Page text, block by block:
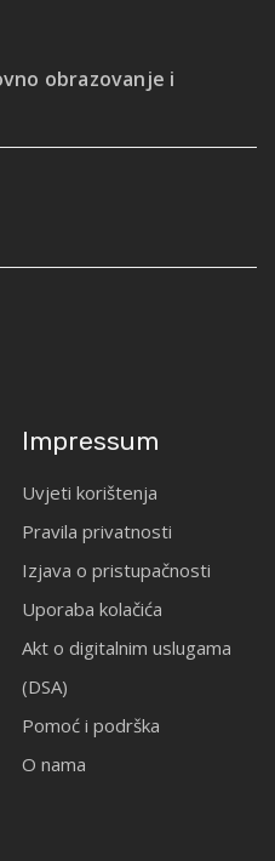
obrazovanje i
Impressum
Uvjeti korištenja
Pravila privatnosti
Izjava o pristupačnosti
Uporaba kolačića
Akt o digitalnim uslugama
(DSA)
Pomoć i podrška
O nama